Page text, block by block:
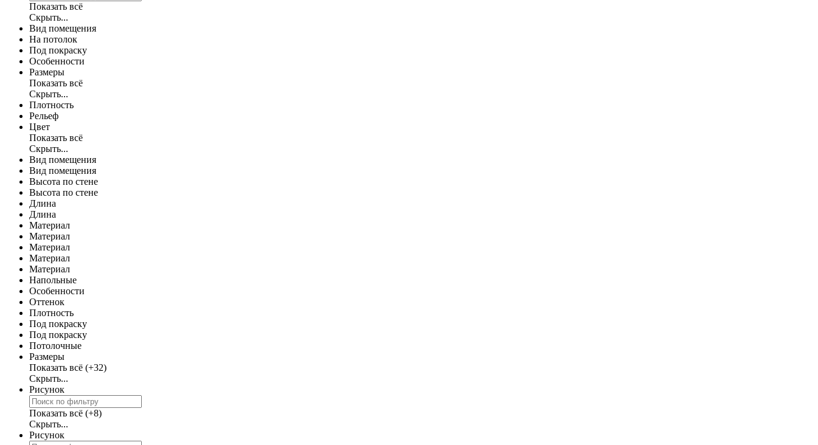
Показать всё
Скрыть...
Вид помещения
На потолок
Под покраску
Особенности
Размеры
Показать всё
Скрыть...
Плотность
Рельеф
Цвет
Показать всё
Скрыть...
Вид помещения
Вид помещения
Высота по стене
Высота по стене
Длина
Длина
Материал
Материал
Материал
Материал
Материал
Напольные
Особенности
Оттенок
Плотность
Под покраску
Под покраску
Потолочные
Размеры
Показать всё (+32)
Скрыть...
Рисунок
Показать всё (+8)
Скрыть...
Рисунок